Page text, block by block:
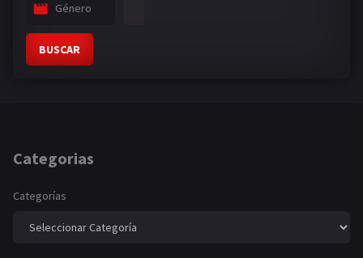
Género
BUSCAR
Categorias
Categorías